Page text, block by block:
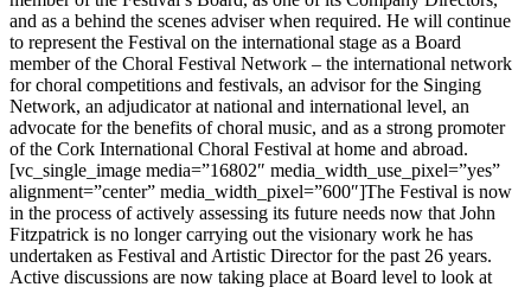
and as a behind the scenes adviser when required. He will continue
to represent the Festival on the international stage as a Board
member of the Choral Festival Network – the international network
for choral competitions and festivals, an advisor for the Singing
Network, an adjudicator at national and international level, an
advocate for the benefits of choral music, and as a strong promoter
of the Cork International Choral Festival at home and abroad.
[vc_single_image media=”16802″ media_width_use_pixel=”yes”
alignment=”center” media_width_pixel=”600″]The Festival is now
in the process of actively assessing its future needs now that John
Fitzpatrick is no longer carrying out the visionary work he has
undertaken as Festival and Artistic Director for the past 26 years.
Active discussions are now taking place at Board level to look at